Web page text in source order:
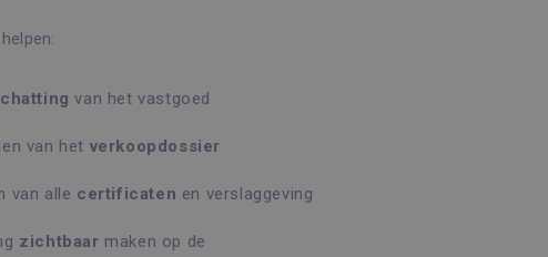
van het vastgoed
van het verkoopdossier
van alle certificaten en verslaggeving
zichtbaar maken op de